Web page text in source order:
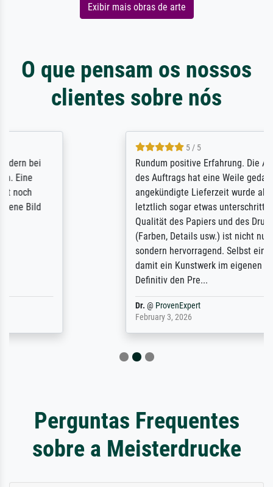
Exibir mais obras de arte
O que pensam os nossos
clientes sobre nós
Rundum positive Erfahrung. Die Ausführung
des Auftrags hat eine Weile gedauert, die
angekündigte Lieferzeit wurde aber
letztlich sogar etwas unterschritten. Die
Qualität des Papiers und des Drucks
(Farben, Details usw.) ist nicht nur gut,
sondern hervorragend. Selbst ein Druck ist
damit ein Kunstwerk im eigenen Sinne.
Perguntas Frequentes
sobre a Meisterdrucke